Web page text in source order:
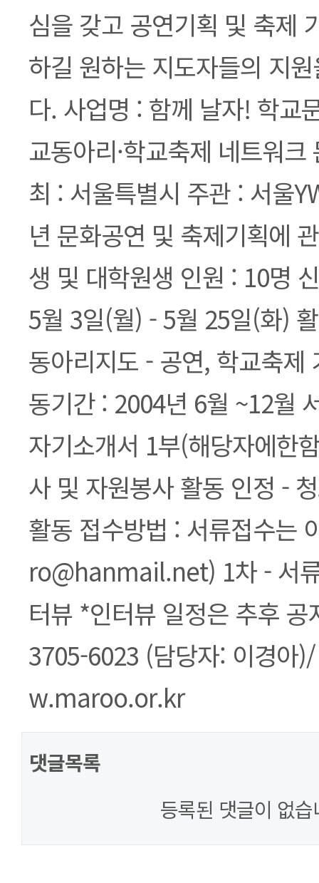
심을 갖고 공연기획 및 축제
하길 원하는 지도자들의 지
다. 사업명 : 함께 날자! 학교
교동아리·학교축제 네트워
최 : 서울특별시 주관 : 서울
년 문화공연 및 축제기획에
생 및 대학원생 인원 : 10명
5월 3일(월) - 5월 25일(화)
동아리지도 - 공연, 학교축제
동기간 : 2004년 6월 ~12월
자기소개서 1부(해당자에한
사 및 자원봉사 활동 인정 -
활동 접수방법 : 서류접수는
ro@hanmail.net) 1차 - 서
터뷰 *인터뷰 일정은 추후
3705-6023 (담당자: 이경아
w.maroo.or.kr
댓글목록
등록된 댓글이 없습